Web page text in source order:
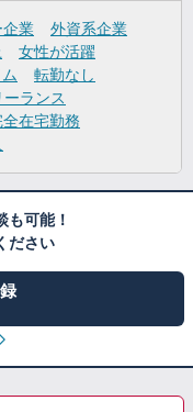
企業
外資系企業
女性が活躍
転勤なし
ーランス
全在宅勤務
も可能！
ださい